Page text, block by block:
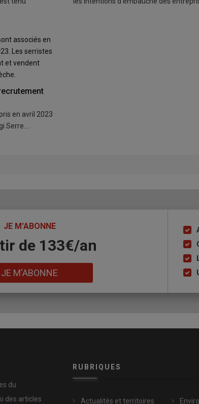
en avril 2023
Serre.…
JE M'ABONNE
de 133€/an
JE M'ABONNE
Liste
à
puce
du
des articles
RUBRIQUES
Actualités et territoires